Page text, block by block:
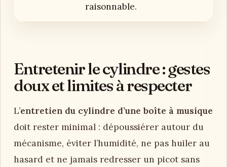
raisonnable.
Entretenir le cylindre : gestes
doux et limites à respecter
L’entretien du cylindre d’une boîte à musique
doit rester minimal : dépoussiérer autour du
mécanisme, éviter l’humidité, ne pas huiler au
hasard et ne jamais redresser un picot sans